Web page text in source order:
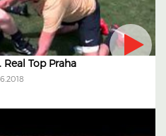
Real Top Praha